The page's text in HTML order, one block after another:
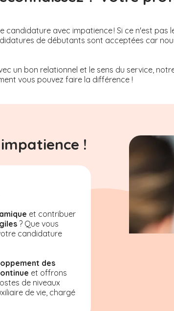
avec impatience ! Si ce n'est pas
de débutants sont acceptées car
un bon relationnel et le sens du service,
vous pouvez faire la différence !
!
et contribuer
? Que vous
candidature
des
et offrons
de niveaux
de vie, chargé